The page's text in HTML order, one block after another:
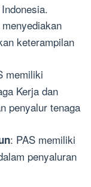
keterampilan
memiliki
Kerja dan
penyalur tenaga
: PAS memiliki
penyaluran